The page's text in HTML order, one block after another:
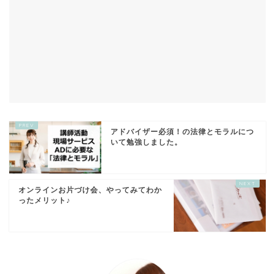
アドバイザー必須！の法律とモラルにつ
いて勉強しました。
オンラインお片づけ会、やってみてわか
ったメリット♪